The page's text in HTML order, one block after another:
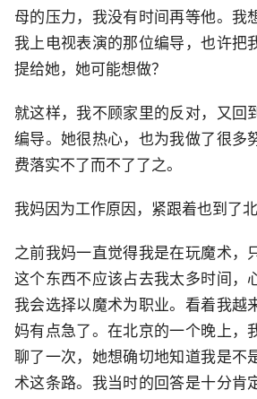
母的压力，我没有时间再等他。我
我上电视表演的那位编导，也许把
提给她，她可能想做？
就这样，我不顾家里的反对，又回
编导。她很热心，也为我做了很多
费落实不了而不了了之。
我妈因为工作原因，紧跟着也到了北
之前我妈一直觉得我是在玩魔术，
这个东西不应该占去我太多时间，
我会选择以魔术为职业。看着我越
妈有点急了。在北京的一个晚上，
聊了一次，她想确切地知道我是不
术这条路。我当时的回答是十分肯